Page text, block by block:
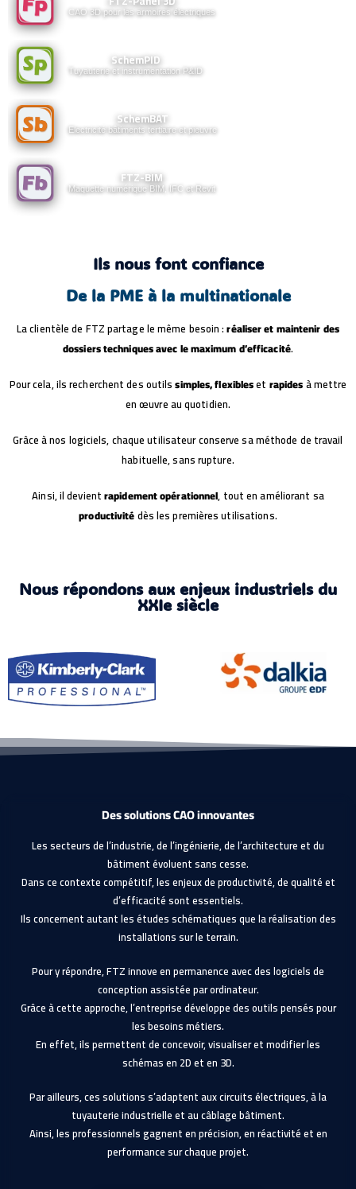
Schémas
puissance et
commande
borniers et
câbles
Implantation
2D/3D armoires
CAO 3D pour les armoires électriques
3D
Modélisation 3D
des armoires
Plans fabrication
automatiques
SchemPID
Tuyauterie et instrumentation P&ID
SchemPID
Bibliothèque
P&ID
Plans circulation
automatique
SchemBAT
Electricité bâtiments tertiaire et pieuvre
SchemBAT
Schémas
Gestion des
électriques
FTZ-BIM
Maquette numérique BIM, IFC et Revit
FTZ-BIM
Maquette
numérique BIM
Export IFC et
Courant fort et
faible
Ils nous font confiance
De la PME à la multinationale
La clientèle de FTZ partage le même besoin :réaliser et maintenir des
dossiers techniquesavec le maximum d’efficacité.
Pour cela, ils recherchent des outilssimples, flexibleset rapidesà mettre
en œuvre au quotidien.
Grâce à nos logiciels, chaque utilisateur conserve sa méthode de travail
habituelle, sans rupture.
Ainsi, il devientrapidement opérationnel, tout en améliorant sa
productivitédès les premières utilisations.
Nous répondons aux enjeux industriels du
XXIe siècle
Des solutions CAO innovantes
Les secteurs de l’industrie, de l’ingénierie, de l’architecture et du
bâtiment évoluent sans cesse.
Dans ce contexte compétitif, les enjeux de productivité, de qualité et
d’efficacité sont essentiels.
Ils concernent autant les études schématiques que la réalisation des
installations sur le terrain.
Pour y répondre, FTZ innove en permanence avec des logiciels de
conception assistée par ordinateur.
Grâce à cette approche, l’entreprise développe des outils pensés pour
les besoins métiers.
En effet, ils permettent de concevoir, visualiser et modifier les
schémas en 2D et en 3D.
Par ailleurs, ces solutions s’adaptent aux circuits électriques, à la
tuyauterie industrielle et au câblage bâtiment.
Ainsi, les professionnels gagnent en précision, en réactivité et en
performance sur chaque projet.